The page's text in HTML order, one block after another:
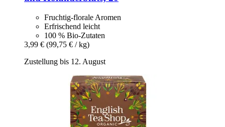
Fruchtig-florale Aromen
Erfrischend leicht
100 % Bio-Zutaten
3,99 € (99,75 € / kg)
Zustellung bis 12. August